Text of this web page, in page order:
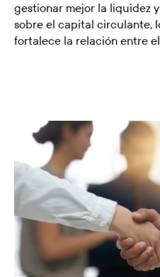
gestionar mejor la liquidez
sobre el capital circulante,
fortalece la relación entre